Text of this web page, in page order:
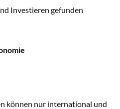
Investieren gefunden
können nur international und